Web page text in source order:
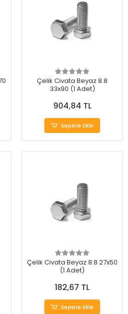
Çelik Civata Beyaz 8.8
33x90 (1 Adet)
904,84 TL
Sepete Ekle
Çelik Civata Beyaz 8.8 27x50
(1 Adet)
182,67 TL
Sepete Ekle